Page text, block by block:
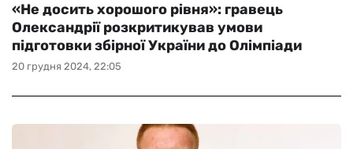
20 грудня 2024, 22:05
«Не досить хорошого рівня»: гравець
Олександрії розкритикував умови
підготовки збірної України до Олімпіади